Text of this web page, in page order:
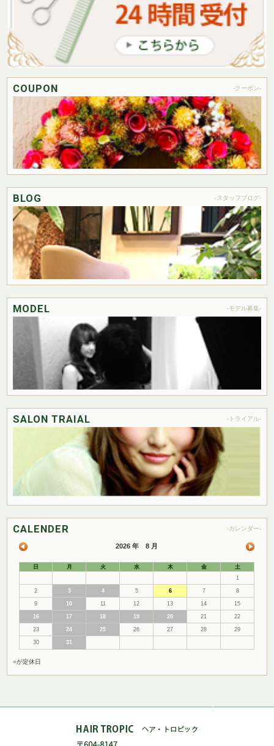
COUPON -クーポン-
BLOG -スタッフブログ-
MODEL -モデル募集-
SALON TRAIAL -トライアル-
CALENDER -カレンダー-
2026 年 8 月
日 月 火 水 木 金
土
1
2 3 4 5 6 7 8
9 10 11 12 13 14 15
16 17 18 19 20 21 22
23 24 25 26 27 28 29
30 31
■が定休日